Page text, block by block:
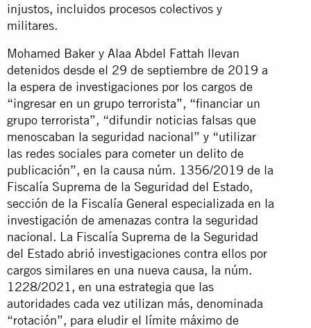
injustos, incluidos procesos colectivos y
militares.
Mohamed Baker y Alaa Abdel Fattah llevan
detenidos desde el 29 de septiembre de 2019 a
la espera de investigaciones por los cargos de
“ingresar en un grupo terrorista”, “financiar un
grupo terrorista”, “difundir noticias falsas que
menoscaban la seguridad nacional” y “utilizar
las redes sociales para cometer un delito de
publicación”, en la causa núm. 1356/2019 de la
Fiscalía Suprema de la Seguridad del Estado,
sección de la Fiscalía General especializada en la
investigación de amenazas contra la seguridad
nacional. La Fiscalía Suprema de la Seguridad
del Estado abrió investigaciones contra ellos por
cargos similares en una nueva causa, la núm.
1228/2021, en una estrategia que las
autoridades cada vez utilizan más, denominada
“rotación”, para eludir el límite máximo de